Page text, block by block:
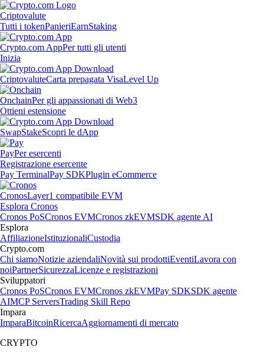
Criptovalute
Tutti i tokenPanieriEarnStaking
Crypto.com AppPer tutti gli utenti
Inizia
CriptovaluteCarta prepagata VisaLevel Up
OnchainPer gli appassionati di Web3
Ottieni estensione
SwapStakeScopri le dApp
PayPer esercenti
Registrazione esercente
Pay TerminalPay SDKPlugin eCommerce
CronosLayer1 compatibile EVM
Esplora Cronos
Cronos PoSCronos EVMCronos zkEVMSDK agente AI
Esplora
AffiliazioneIstituzionaliCustodia
Crypto.com
Chi siamoNotizie aziendaliNovità sui prodottiEventiLavora con
noiPartnerSicurezzaLicenze e registrazioni
Sviluppatori
Cronos PoSCronos EVMCronos zkEVMPay SDKSDK agente
AIMCP ServersTrading Skill Repo
Impara
ImparaBitcoinRicercaAggiornamenti di mercato
CRYPTO